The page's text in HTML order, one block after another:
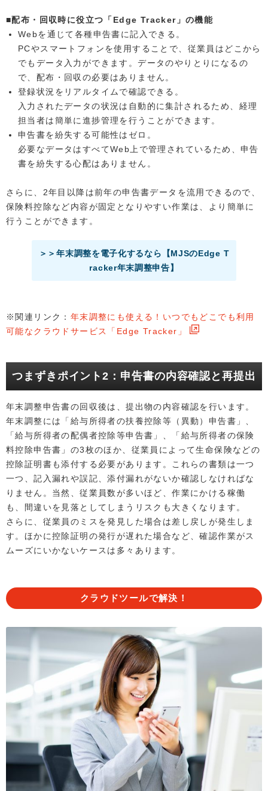
■配布・回収時に役立つ「Edge Tracker」の機能
Webを通じて各種申告書に記入できる。
PCやスマートフォンを使用することで、従業員はどこから
でもデータ入力ができます。データのやりとりになるの
で、配布・回収の必要はありません。
登録状況をリアルタイムで確認できる。
入力されたデータの状況は自動的に集計されるため、経理
担当者は簡単に進捗管理を行うことができます。
申告書を紛失する可能性はゼロ。
必要なデータはすべてWeb上で管理されているため、申告
書を紛失する心配はありません。
さらに、2年目以降は前年の申告書データを流用できるので、
保険料控除など内容が固定となりやすい作業は、より簡単に
行うことができます。
＞＞年末調整を電子化するなら【MJSのEdge T
racker年末調整申告】
※関連リンク： 年末調整にも使える！いつでもどこでも利用
可能なクラウドサービス「Edge Tracker」
つまずきポイント2：申告書の内容確認と再提出
年末調整申告書の回収後は、提出物の内容確認を行います。
年末調整には「給与所得者の扶養控除等（異動）申告書」、
「給与所得者の配偶者控除等申告書」、「給与所得者の保険
料控除申告書」の3枚のほか、従業員によって生命保険などの
控除証明書も添付する必要があります。これらの書類は一つ
一つ、記入漏れや誤記、添付漏れがないか確認しなければな
りません。当然、従業員数が多いほど、作業にかける稼働
も、間違いを見落としてしまうリスクも大きくなります。
さらに、従業員のミスを発見した場合は差し戻しが発生しま
す。ほかに控除証明の発行が遅れた場合など、確認作業がス
ムーズにいかないケースは多々あります。
クラウドツールで解決！